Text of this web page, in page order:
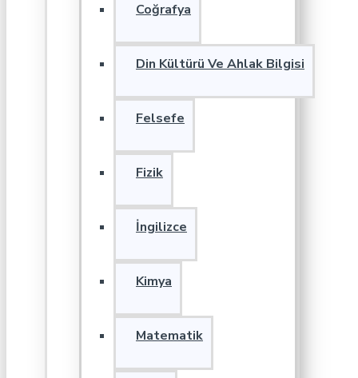
Coğrafya
Din Kültürü Ve Ahlak Bilgisi
Felsefe
Fizik
İngilizce
Kimya
Matematik